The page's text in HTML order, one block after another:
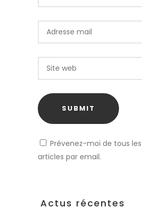
Prévenez-moi de tous
articles par email.
Actus récentes